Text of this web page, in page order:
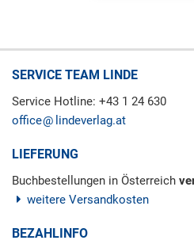
SERVICE TEAM LINDE
Service Hotline: +43 1 24 630
office
lindeverlag.at
LIEFERUNG
Buchbestellungen in Österreich
weitere Versandkosten
BEZAHLINFO